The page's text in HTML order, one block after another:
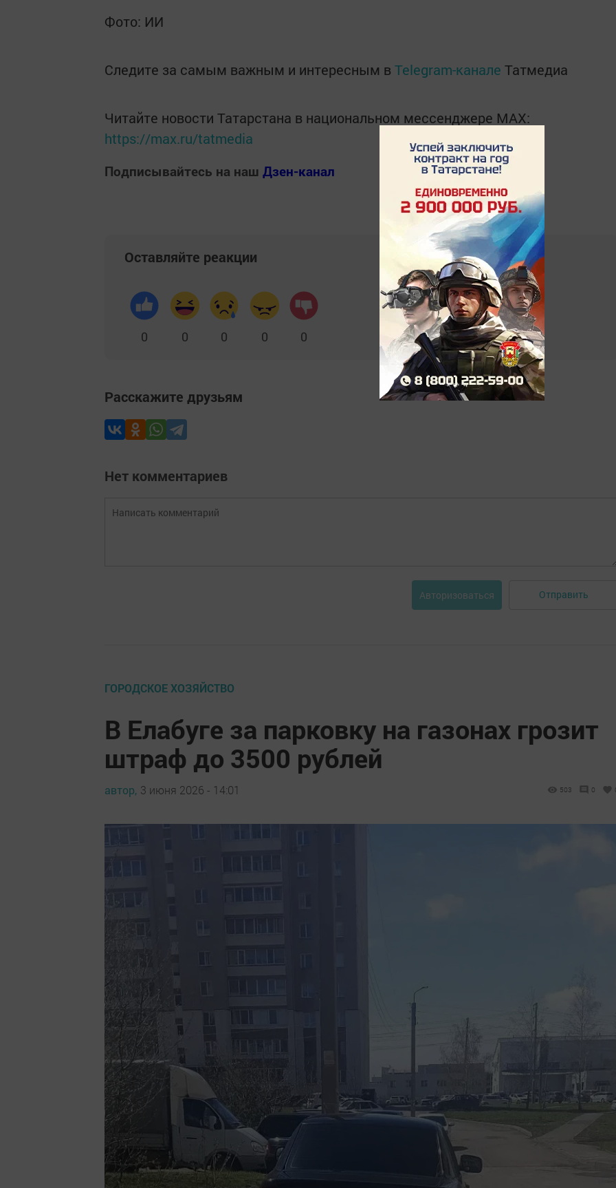
Фото: ИИ
Следите за самым важным и интересным в Telegram-канале Татмедиа
Читайте новости Татарстана в национальном мессенджере MАХ:
https://max.ru/tatmedia
Подписывайтесь на наш Дзен-канал
Оставляйте реакции
0 0 0 0 0
Расскажите друзьям
Нет комментариев
Авторизоваться Отправить
ГОРОДСКОЕ ХОЗЯЙСТВО
В Елабуге за парковку на газонах грозит
штраф до 3500 рублей
автор, 3 июня 2026 - 14:01 503 0